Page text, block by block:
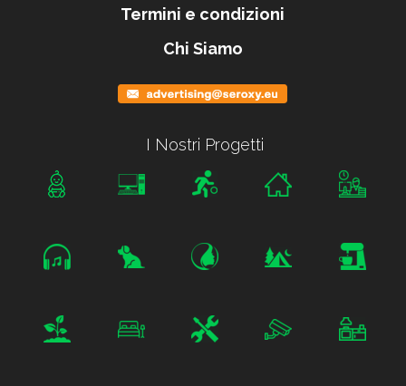
Termini e condizioni
Chi Siamo
I Nostri Progetti